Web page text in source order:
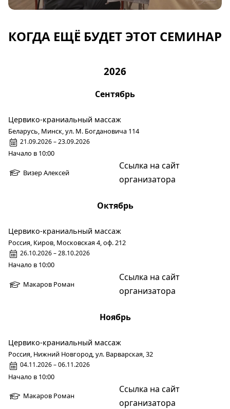
КОГДА ЕЩЁ БУДЕТ ЭТОТ СЕМИНАР
2026
Сентябрь
Цервико-краниальный массаж
Беларусь, Минск, ул. М. Богдановича 114
21.09.2026 – 23.09.2026
Начало в 10:00
Визер Алексей
Ссылка на сайт
организатора
Октябрь
Цервико-краниальный массаж
Россия, Киров, Московская 4, оф. 212
26.10.2026 – 28.10.2026
Начало в 10:00
Макаров Роман
Ссылка на сайт
организатора
Ноябрь
Цервико-краниальный массаж
Россия, Нижний Новгород, ул. Варварская, 32
04.11.2026 – 06.11.2026
Начало в 10:00
Макаров Роман
Ссылка на сайт
организатора